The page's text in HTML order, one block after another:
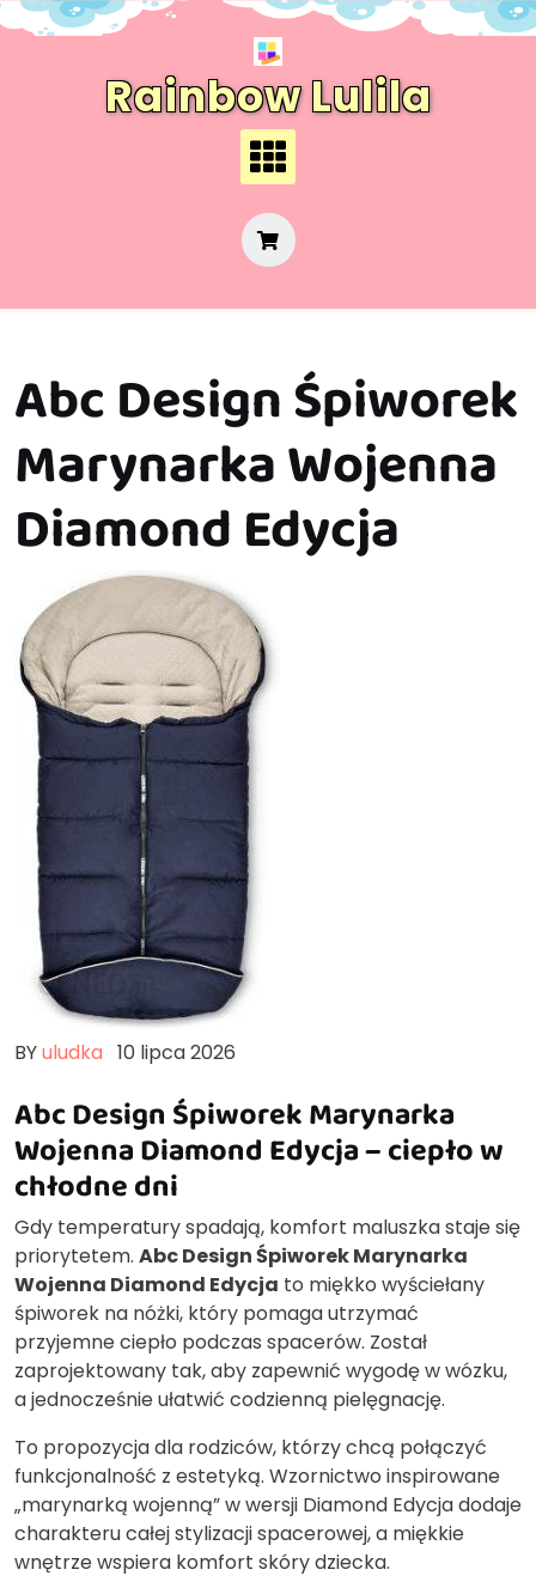
Skip
Rainbow Lulila
Abc Design Śpiworek
Marynarka Wojenna
Diamond Edycja
BYuludka 10 lipca 2026
Abc Design Śpiworek Marynarka
Wojenna Diamond Edycja – ciepło w
chłodne dni
Gdy temperatury spadają, komfort maluszka staje się
priorytetem. Abc Design Śpiworek Marynarka
Wojenna Diamond Edycja to miękko wyściełany
śpiworek na nóżki, który pomaga utrzymać
przyjemne ciepło podczas spacerów. Został
zaprojektowany tak, aby zapewnić wygodę w wózku,
a jednocześnie ułatwić codzienną pielęgnację.
To propozycja dla rodziców, którzy chcą połączyć
funkcjonalność z estetyką. Wzornictwo inspirowane
„marynarką wojenną” w wersji Diamond Edycja dodaje
charakteru całej stylizacji spacerowej, a miękkie
wnętrze wspiera komfort skóry dziecka.